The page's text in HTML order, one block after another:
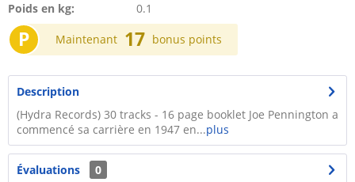
Poids en kg:
0.1
P Maintenant 17 bonus points
Description
(Hydra Records) 30 tracks - 16 page booklet Joe Pennington a
commencé sa carrière en 1947 en...plus
Évaluations
0